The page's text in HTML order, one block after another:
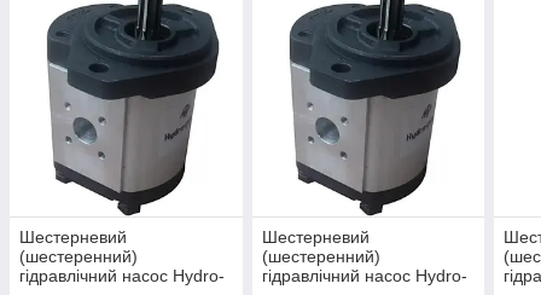
Шестерневий
(шестеренний)
гідравлічний насос Hydro-
Шестерневий
(шестеренний)
гідравлічний насос Hydro-